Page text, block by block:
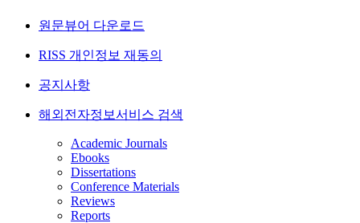
원문뷰어 다운로드
RISS 개인정보 재동의
공지사항
해외전자정보서비스 검색
Academic Journals
Ebooks
Dissertations
Conference Materials
Reviews
Reports